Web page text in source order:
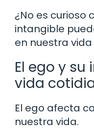
¿No es curioso
intangible
en nuestra
El ego y
vida
El ego afecta
nuestra vida.